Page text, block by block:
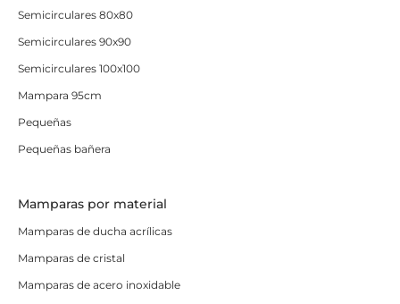
Semicirculares 80x80
Semicirculares 90x90
Semicirculares 100x100
Mampara 95cm
Pequeñas
Pequeñas bañera
Mamparas por material
Mamparas de ducha acrílicas
Mamparas de cristal
Mamparas de acero inoxidable